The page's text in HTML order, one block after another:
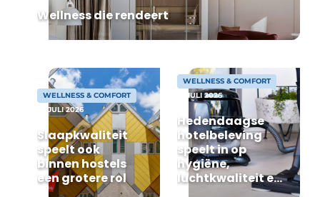
Hoteltech
Personeel & Opleiding
Wellness & Comfort
Wellness die rendeert
WELLNESS & COMFORT
29 JULI 2026
Slaapkwaliteit
speelt ook
binnen hostels
een grotere rol
WELLNESS & COMFORT
13 JULI 2026
Hedendaagse
hotelbeleving
speelt in op
hygiëne,
luchtkwaliteit en